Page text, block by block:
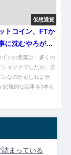
仮想通貨
トコイン、FTか
に沈むやろが
ンの急落は、多くの
ョックでしたが、逆
ンなのかもしれませ
悲観的な記事を3本も
まっている